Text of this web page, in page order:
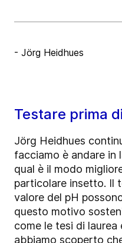
- Jörg Heidhues
Testare prima
Jörg Heidhues
facciamo è andare in
qual è il modo
particolare insetto. Il
valore del pH
questo motivo
come le tesi di laurea
abbiamo scoperto